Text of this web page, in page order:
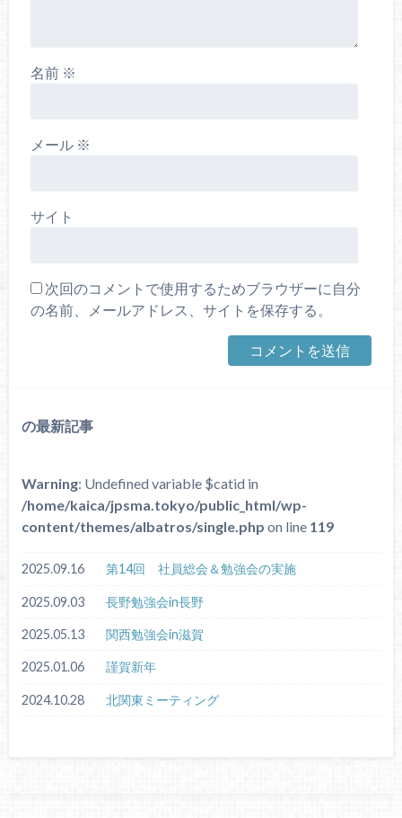
名前 ※
メール ※
サイト
次回のコメントで使用するためブラウザーに自分
の名前、メールアドレス、サイトを保存する。
の最新記事
Warning: Undefined variable $catid in
/home/kaica/jpsma.tokyo/public_html/wp-
content/themes/albatros/single.php on line 119
2025.09.16 第14回 社員総会＆勉強会の実施
2025.09.03 長野勉強会in長野
2025.05.13 関西勉強会in滋賀
2025.01.06 謹賀新年
2024.10.28 北関東ミーティング